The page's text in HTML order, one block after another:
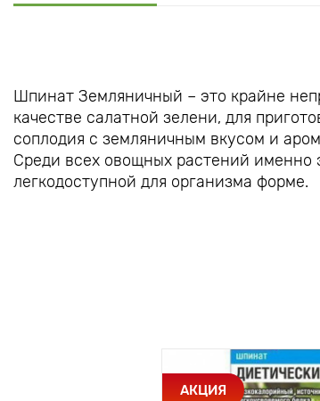
Шпинат Земляничный – это крайне
качестве салатной зелени, для
соплодия с земляничным вкусом и
Среди всех овощных растений именно
легкодоступной для организма форме.
АКЦИЯ